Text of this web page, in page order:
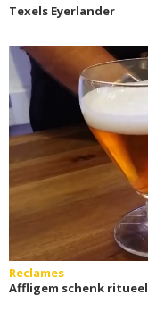
Texels Eyerlander
Reclames
Affligem schenk ritueel